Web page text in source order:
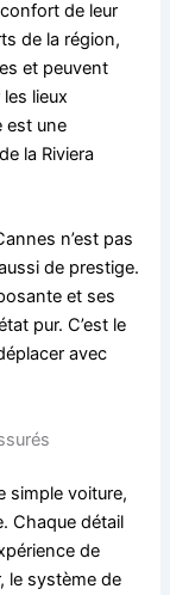
de leur
de la région,
et peuvent
lieux
est une
la Riviera
n’est pas
de prestige.
et ses
pur. C’est le
avec
simple voiture,
Chaque détail
de
le système de